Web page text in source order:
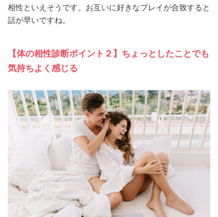
相性といえそうです。お互いに好きなプレイが合致すると
話が早いですね。
【体の相性診断ポイント２】ちょっとしたことでも
気持ちよく感じる